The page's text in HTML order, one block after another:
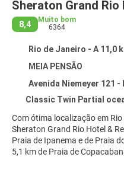
Sheraton Grand
8,4
Muito bom
6364
Rio de Janeiro - A 11,0
MEIA PENSÃO
Avenida Niemeyer 121
Classic Twin Partial
Com ótima localização em
Sheraton Grand Rio Hotel &
Praia de Ipanema e de Praia do Leblon. Este
5,1 km de Praia de